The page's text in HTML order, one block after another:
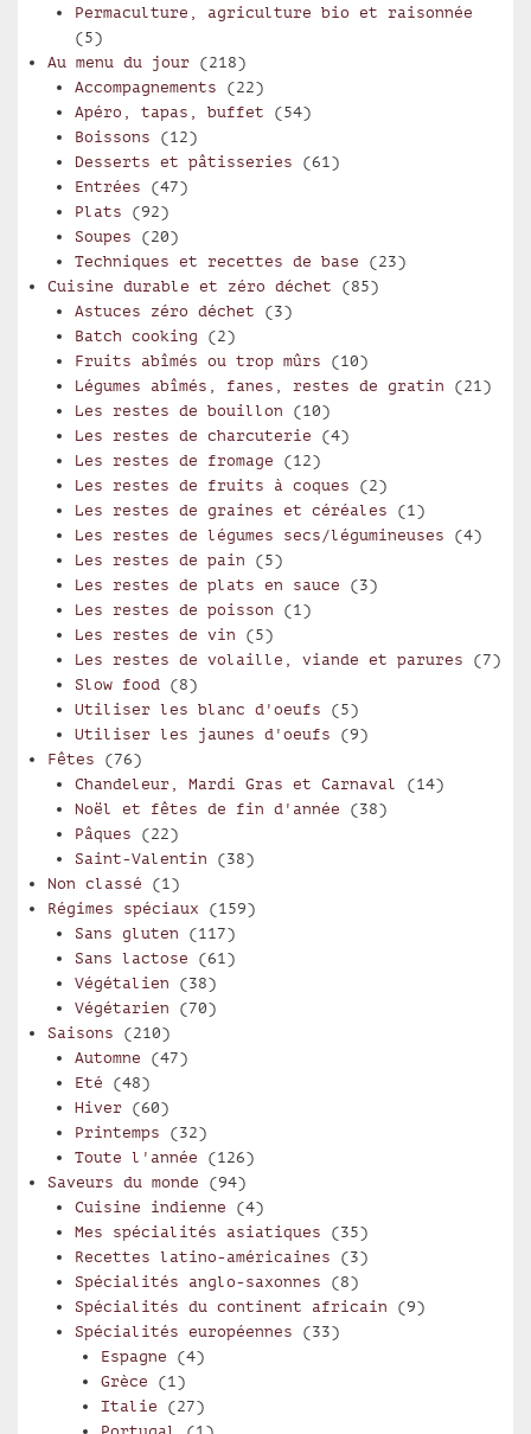
Permaculture, agriculture bio et raisonnée
(5)
Au menu du jour (218)
Accompagnements (22)
Apéro, tapas, buffet (54)
Boissons (12)
Desserts et pâtisseries (61)
Entrées (47)
Plats (92)
Soupes (20)
Techniques et recettes de base (23)
Cuisine durable et zéro déchet (85)
Astuces zéro déchet (3)
Batch cooking (2)
Fruits abîmés ou trop mûrs (10)
Légumes abîmés, fanes, restes de gratin (21)
Les restes de bouillon (10)
Les restes de charcuterie (4)
Les restes de fromage (12)
Les restes de fruits à coques (2)
Les restes de graines et céréales (1)
Les restes de légumes secs/légumineuses (4)
Les restes de pain (5)
Les restes de plats en sauce (3)
Les restes de poisson (1)
Les restes de vin (5)
Les restes de volaille, viande et parures (7)
Slow food (8)
Utiliser les blanc d'oeufs (5)
Utiliser les jaunes d'oeufs (9)
Fêtes (76)
Chandeleur, Mardi Gras et Carnaval (14)
Noël et fêtes de fin d'année (38)
Pâques (22)
Saint-Valentin (38)
Non classé (1)
Régimes spéciaux (159)
Sans gluten (117)
Sans lactose (61)
Végétalien (38)
Végétarien (70)
Saisons (210)
Automne (47)
Eté (48)
Hiver(60)
Printemps (32)
Toute l'année (126)
Saveurs du monde (94)
Cuisine indienne (4)
Mes spécialités asiatiques (35)
Recettes latino-américaines (3)
Spécialités anglo-saxonnes (8)
Spécialités du continent africain (9)
Spécialités européennes (33)
Espagne (4)
Grèce (1)
Italie (27)